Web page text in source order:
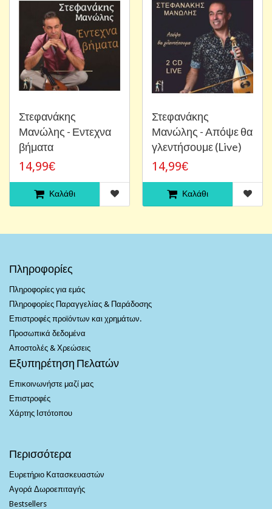
Στεφανάκης
Μανώλης - Εντεχνα
βήματα
14,99€
Καλάθι
Στεφανάκης
Μανώλης - Απόψε θα
γλεντήσουμε (Live)
14,99€
Καλάθι
Πληροφορίες
Πληροφορίες για εμάς
Πληροφορίες Παραγγελίας & Παράδοσης
Επιστροφές προϊόντων και χρημάτων.
Προσωπικά δεδομένα
Αποστολές & Χρεώσεις
Εξυπηρέτηση Πελατών
Επικοινωνήστε μαζί μας
Επιστροφές
Χάρτης Ιστότοπου
Περισσότερα
Ευρετήριο Κατασκευαστών
Αγορά Δωροεπιταγής
Bestsellers